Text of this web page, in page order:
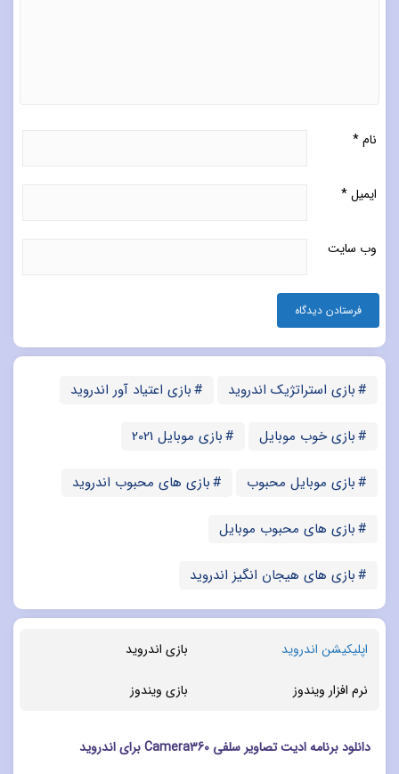
نام*
ایمیل*
وب‌ سایت
بازی استراتژیک اندروید بازی اعتیاد آور اندروید
بازی خوب موبایل بازی موبایل 2021
بازی موبایل محبوب بازی های محبوب اندروید
بازی های محبوب موبایل
بازی های هیجان انگیز اندروید
اپلیکیشن اندروید بازی اندروید
نرم افزار ویندوز بازی ویندوز
دانلود برنامه ادیت تصاویر سلفی Camera360 برای اندروید